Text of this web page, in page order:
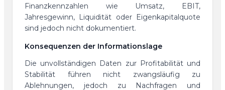
Finanzkennzahlen wie Umsatz, EBIT,
Jahresgewinn, Liquidität oder Eigenkapitalquote
sind jedoch nicht dokumentiert.
Konsequenzen der Informationslage
Die unvollständigen Daten zur Profitabilität und
Stabilität führen nicht zwangsläufig zu
Ablehnungen, jedoch zu Nachfragen und